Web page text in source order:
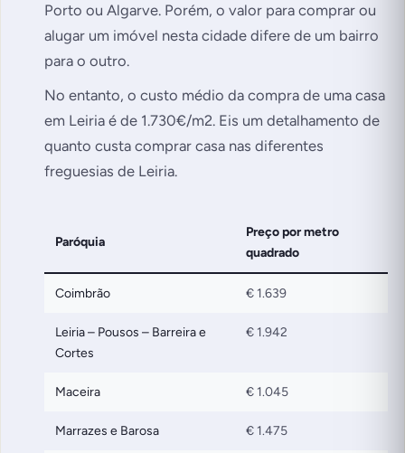
Porto ou Algarve. Porém, o valor para comprar ou
alugar um imóvel nesta cidade difere de um bairro
para o outro.
No entanto, o custo médio da compra de uma casa
em Leiria é de 1.730€/m2. Eis um detalhamento de
quanto custa comprar casa nas diferentes
freguesias de Leiria.
Paróquia
Preço por metro
quadrado
Coimbrão € 1.639
Leiria – Pousos – Barreira e
Cortes
€ 1.942
Maceira € 1.045
Marrazes e Barosa € 1.475